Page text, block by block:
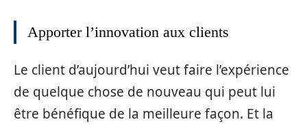
Apporter l’innovation aux clients
Le client d’aujourd’hui veut faire l’expérience
de quelque chose de nouveau qui peut lui
être bénéfique de la meilleure façon. Et la